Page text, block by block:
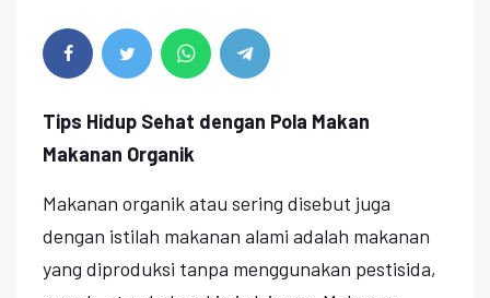
Tips Hidup Sehat dengan Pola Makan
Makanan Organik
Makanan organik atau sering disebut juga
dengan istilah makanan alami adalah makanan
yang diproduksi tanpa menggunakan pestisida,